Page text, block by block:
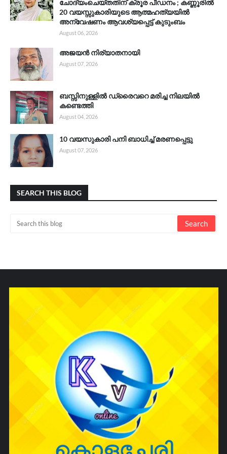
ചോദ്യംചെയ്തതിന് ക്രൂര പീഡനം ; കണ്ണൂരിൽ
20 വയസ്സുകാരിയുടെ ആത്മഹത്യയിൽ
അന്വേഷണം ആവശ്യപ്പെട്ട് കുടുംബം
August 06, 2026
അജയൻ നിര്യാതനായി
August 07, 2026
ബസ്സിനുള്ളിൽ ഡ്രൈവറെ മരിച്ച നിലയിൽ
കണ്ടെത്തി
August 04, 2026
10 വയസുകാരി പനി ബാധിച്ച് മരണപ്പെട്ടു
August 07, 2026
SEARCH THIS BLOG